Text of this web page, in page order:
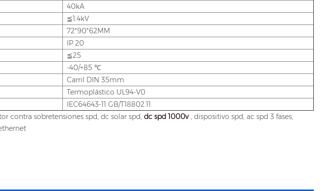
40kA
≦1.4kV
72*90*62MM
IP 20
≦25
-40/+85 ℃
Carril DIN 35mm
Termoplástico UL94-V0
IEC64643-11 GB/T18802.11
contra sobretensiones spd, dc solar spd, dc spd 1000v, dispositivo spd, ac spd 3 fases,